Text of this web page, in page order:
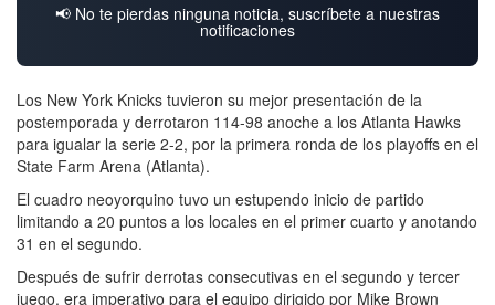
📢 No te pierdas ninguna noticia, suscríbete a nuestras
notificaciones
Los New York Knicks tuvieron su mejor presentación de la
postemporada y derrotaron 114-98 anoche a los Atlanta Hawks
para igualar la serie 2-2, por la primera ronda de los playoffs en el
State Farm Arena (Atlanta).
El cuadro neoyorquino tuvo un estupendo inicio de partido
limitando a 20 puntos a los locales en el primer cuarto y anotando
31 en el segundo.
Después de sufrir derrotas consecutivas en el segundo y tercer
juego, era imperativo para el equipo dirigido por Mike Brown